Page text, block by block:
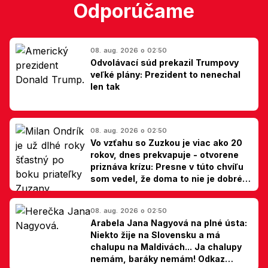
Odporúčame
08. aug. 2026 o 02:50
Odvolávací súd prekazil Trumpovy
veľké plány: Prezident to nenechal
len tak
08. aug. 2026 o 02:50
Vo vzťahu so Zuzkou je viac ako 20
rokov, dnes prekvapuje - otvorene
priznáva krízu: Presne v túto chvíľu
som vedel, že doma to nie je dobré,
hovorí Milan Ondrík
08. aug. 2026 o 02:50
Arabela Jana Nagyová na plné ústa:
Niekto žije na Slovensku a má
chalupu na Maldivách... Ja chalupy
nemám, baráky nemám! Odkaz